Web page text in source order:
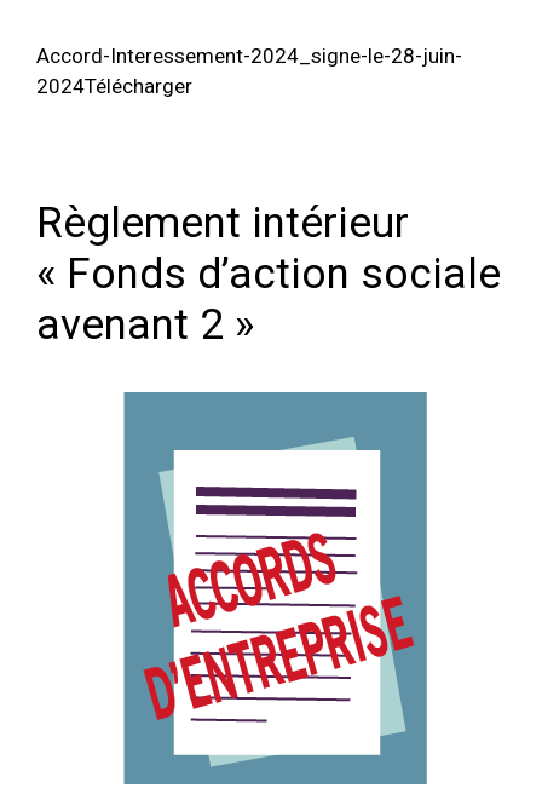
Accord-Interessement-2024_signe-le-28-juin-
2024Télécharger
Règlement intérieur
« Fonds d’action sociale
avenant 2 »